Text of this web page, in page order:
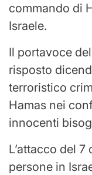
commando di
Israele.
Il portavoce
risposto
terroristico
Hamas nei
innocenti
L’attacco del
persone in